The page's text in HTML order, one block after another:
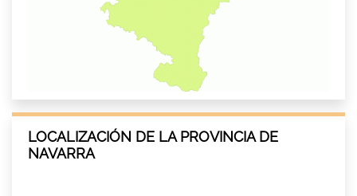
LOCALIZACIÓN DE LA PROVINCIA DE
NAVARRA